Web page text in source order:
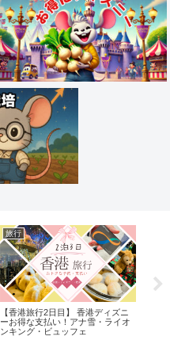
旅行
【香港旅行2日目】 香港ディズニ
ーお得な支払い！アナ雪・ライオ
ンキング・ビュッフェ